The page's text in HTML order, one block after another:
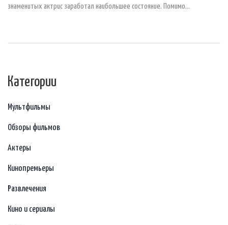
знаменитых актрис заработал наибольшее состояние. Помимо
Категории
Мультфильмы
Обзоры фильмов
Актеры
Кинопремьеры
Развлечения
Кино и сериалы